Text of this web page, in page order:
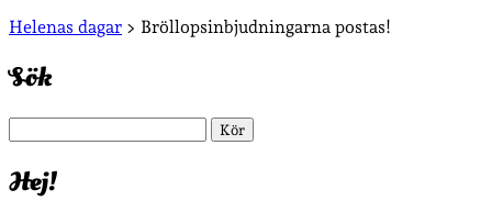
Sidopanel
Helenas dagar > Bröllopsinbjudningarna postas!
Sök
Hej!